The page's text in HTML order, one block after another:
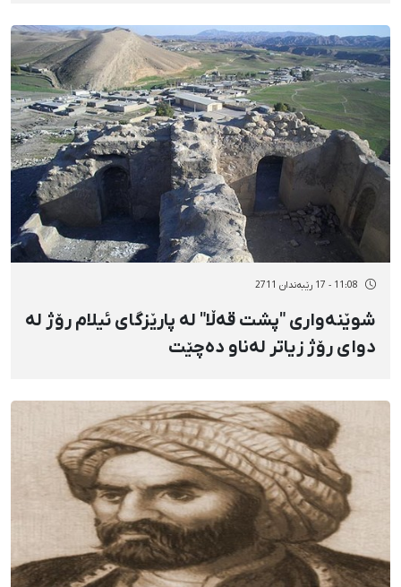
11:08 - 17 رێبەندان 2711
شوێنەواری "پشت قەڵا" لە پارێزگای ئیلام رۆژ لە
دوای رۆژ زیاتر لەناو دەچێت